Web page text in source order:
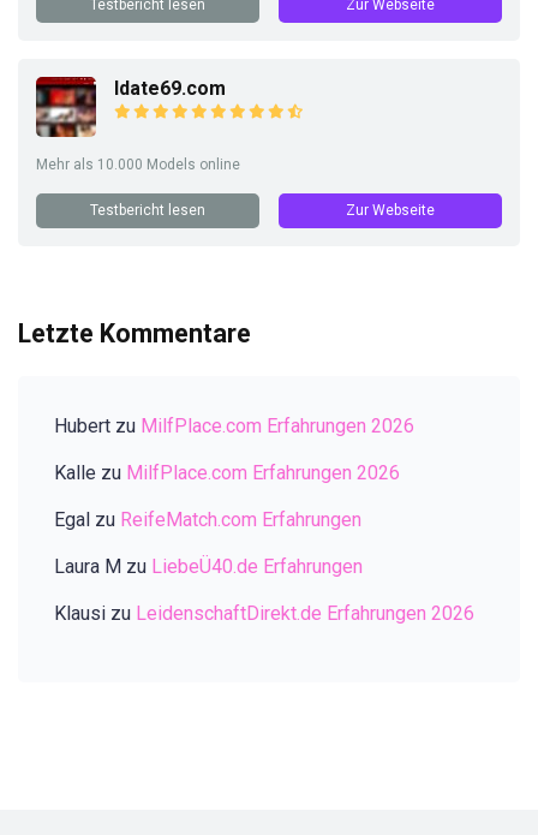
Testbericht lesen Zur Webseite
Idate69.com
Mehr als 10.000 Models online
Testbericht lesen Zur Webseite
Letzte Kommentare
Hubert zu MilfPlace.com Erfahrungen 2026
Kalle zu MilfPlace.com Erfahrungen 2026
Egal zu ReifeMatch.com Erfahrungen
Laura M zu LiebeÜ40.de Erfahrungen
Klausi zu LeidenschaftDirekt.de Erfahrungen 2026